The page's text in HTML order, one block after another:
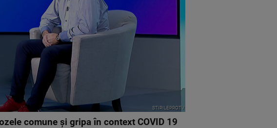
STIRILEPROTV
comune şi gripa în context COVID 19